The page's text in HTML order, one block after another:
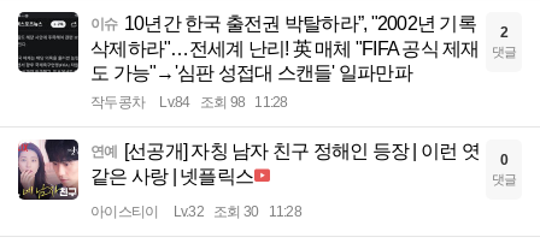
이슈 10년간 한국 출전권 박탈하라”, "2002년 기록
삭제하라"…전세계 난리! 英 매체 "FIFA 공식 제재
도 가능"→'심판 성접대 스캔들' 일파만파
작두콩차 Lv.84 조회 98 11:28
2
댓글
연예
[선공개] 자칭 남자 친구 정해인 등장 | 이런 엿
같은 사랑 | 넷플릭스
아이스티이 Lv.32 조회 30 11:28
0
댓글